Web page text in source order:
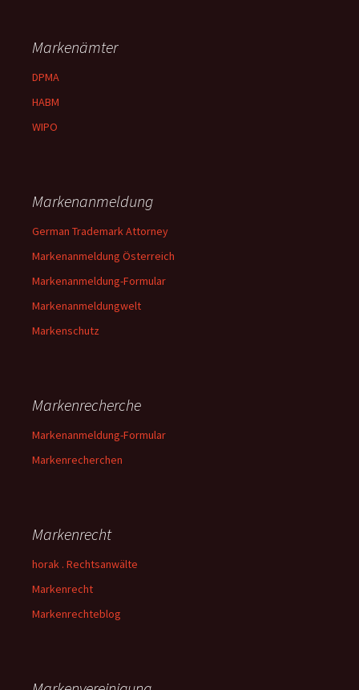
Markenämter
DPMA
HABM
WIPO
Markenanmeldung
German Trademark Attorney
Markenanmeldung Österreich
Markenanmeldung-Formular
Markenanmeldungwelt
Markenschutz
Markenrecherche
Markenanmeldung-Formular
Markenrecherchen
Markenrecht
horak . Rechtsanwälte
Markenrecht
Markenrechteblog